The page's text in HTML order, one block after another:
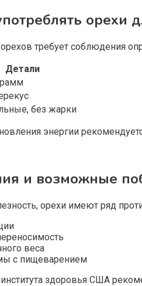
орехи
требует соблюдения
Детали
без жарки
энергии
и возможные
орехи имеют ряд
веса
с пищеварением
здоровья США